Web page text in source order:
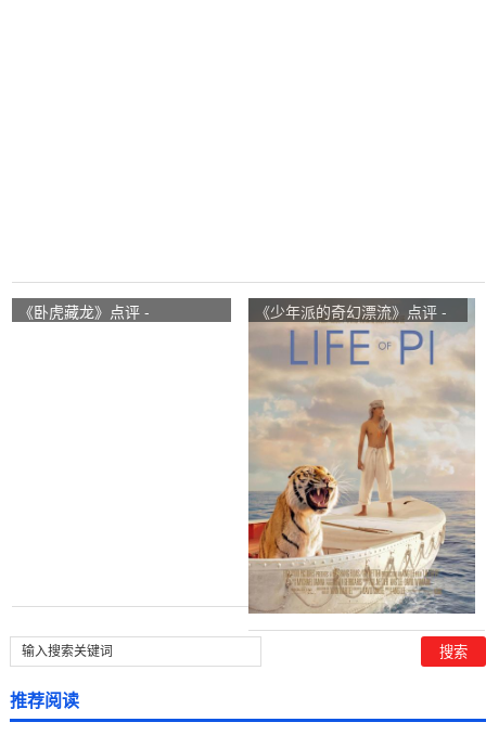
《卧虎藏龙》点评 -
《少年派的奇幻漂流》点评 -
Life of Pi网友评价
推荐阅读